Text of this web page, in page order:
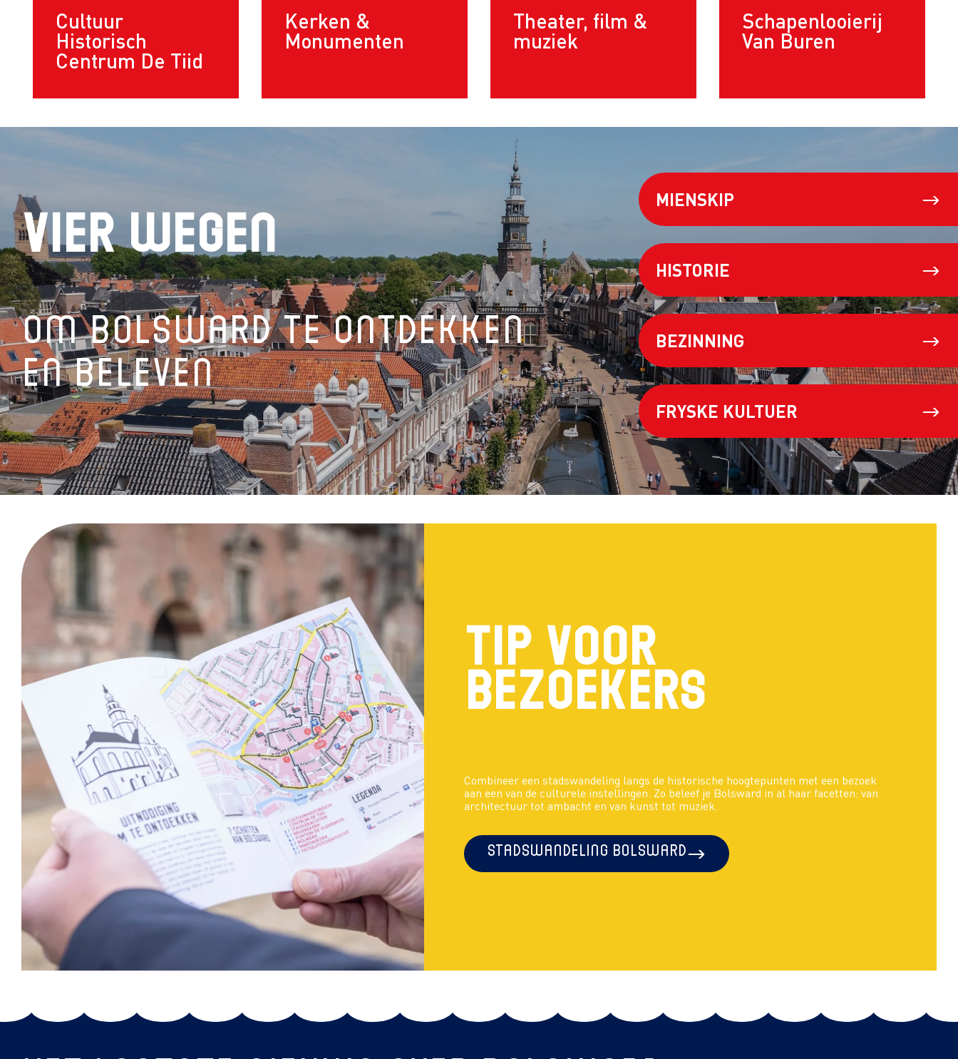
Cultuur
Historisch
Centrum De Tiid
Kerken &
Monumenten
Theater, film &
muziek
Schapenlooierij
Van Buren
Vier wegen
om Bolsward te ontdekken
en beleven
MIENSKIP
HISTORIE
BEZINNING
FRYSKE KULTUER
Tip voor
bezoekers
Combineer een stadswandeling langs de historische hoogtepunten met een bezoek
aan een van de culturele instellingen. Zo beleef je Bolsward in al haar facetten: van
architectuur tot ambacht en van kunst tot muziek.
Stadswandeling Bolsward